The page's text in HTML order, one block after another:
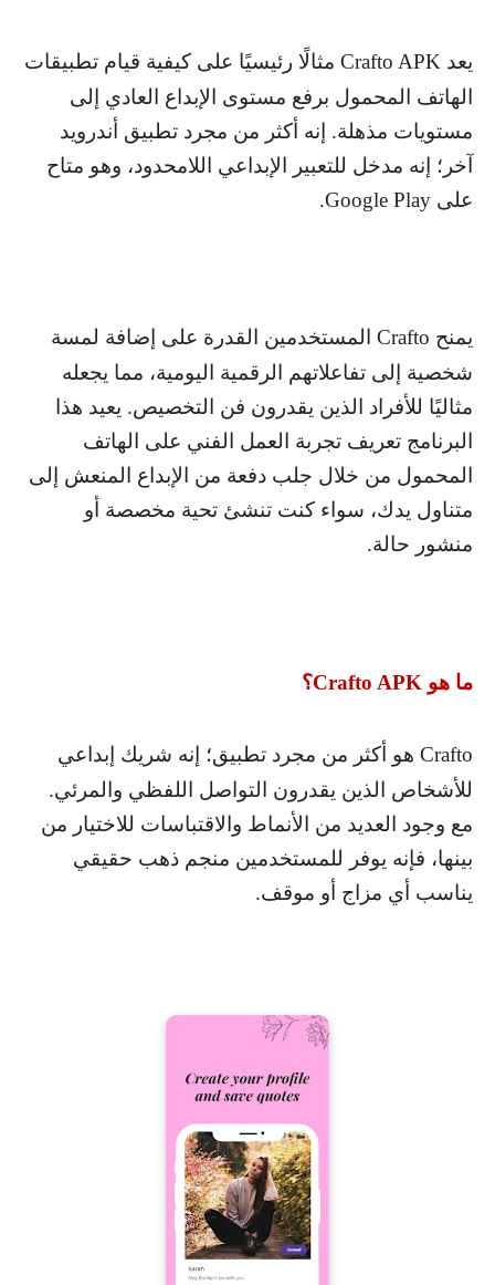
يعد Crafto APK مثالًا رئيسيًا على كيفية قيام تطبيقات
الهاتف المحمول برفع مستوى الإبداع العادي إلى
مستويات مذهلة. إنه أكثر من مجرد تطبيق أندرويد
آخر؛ إنه مدخل للتعبير الإبداعي اللامحدود، وهو متاح
على Google Play
.
يمنح Crafto المستخدمين القدرة على إضافة لمسة
شخصية إلى تفاعلاتهم الرقمية اليومية، مما يجعله
مثاليًا للأفراد الذين يقدرون فن التخصيص. يعيد هذا
البرنامج تعريف تجربة العمل الفني على الهاتف
المحمول من خلال جلب دفعة من الإبداع المنعش إلى
متناول يدك، سواء كنت تنشئ تحية مخصصة أو
منشور حالة.
ما هو Crafto APK؟
Crafto هو أكثر من مجرد تطبيق؛ إنه شريك إبداعي
للأشخاص الذين يقدرون التواصل اللفظي والمرئي.
مع وجود العديد من الأنماط والاقتباسات للاختيار من
بينها، فإنه يوفر للمستخدمين منجم ذهب حقيقي
يناسب أي مزاج أو موقف.